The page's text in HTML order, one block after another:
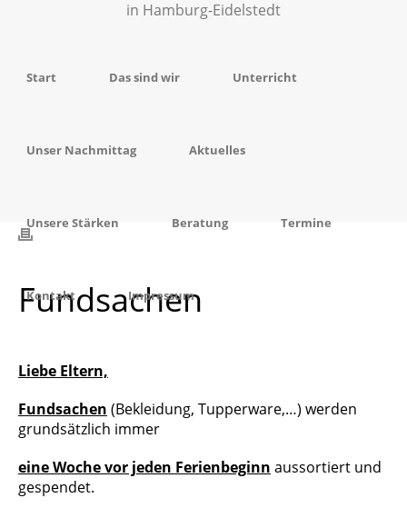
Start Das sind wir Unterricht
Unser Nachmittag Aktuelles
Unsere Stärken Beratung Termine
Kontakt Impressum
Fundsachen
Liebe Eltern,
Fundsachen (Bekleidung, Tupperware,…) werden
grundsätzlich immer
eine Woche vor jeden Ferienbeginn aussortiert und
gespendet.